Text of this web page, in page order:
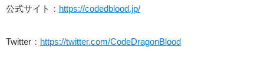
公式サイト： https://codedblood.jp/
Twitter： https://twitter.com/CodeDragonBlood